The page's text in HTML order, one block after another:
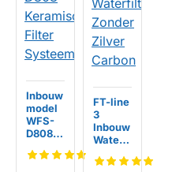
Inbouw
model
WFS-
D808
sche
FT-line
3
Inbouw
Waterfi
eem